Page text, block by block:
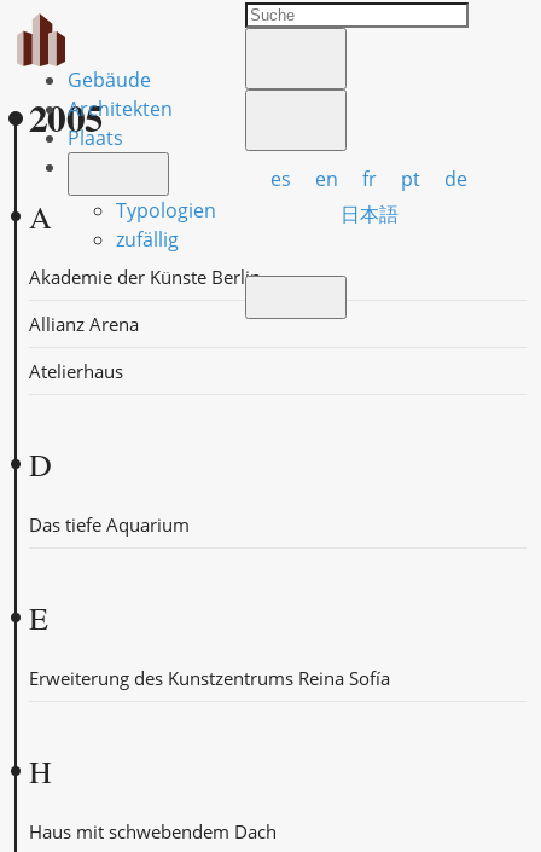
Gebäude
Architekten
Plaats
Typologien
zufällig
es en fr pt
de
日本語
2005
A
Akademie der Künste Berlin
Allianz Arena
Atelierhaus
D
Das tiefe Aquarium
E
Erweiterung des Kunstzentrums Reina Sofía
H
Haus mit schwebendem Dach